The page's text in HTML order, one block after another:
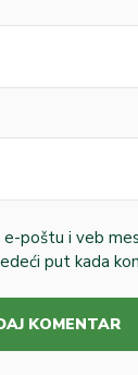
e-poštu i veb
put kada